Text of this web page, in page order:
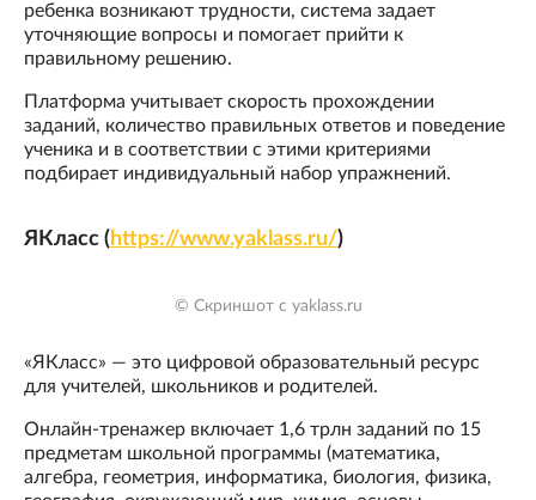
ребенка возникают трудности, система задает
уточняющие вопросы и помогает прийти к
правильному решению.
Платформа учитывает скорость прохождении
заданий, количество правильных ответов и поведение
ученика и в соответствии с этими критериями
подбирает индивидуальный набор упражнений.
ЯКласс ( https://www.yaklass.ru/)
© Скриншот с yaklass.ru
«ЯКласс» — это цифровой образовательный ресурс
для учителей, школьников и родителей.
Онлайн-тренажер включает 1,6 трлн заданий по 15
предметам школьной программы (математика,
алгебра, геометрия, информатика, биология, физика,